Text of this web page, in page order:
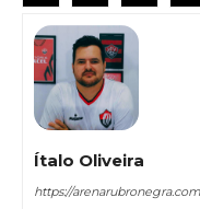
Ítalo Oliveira
https://arenarubronegra.com